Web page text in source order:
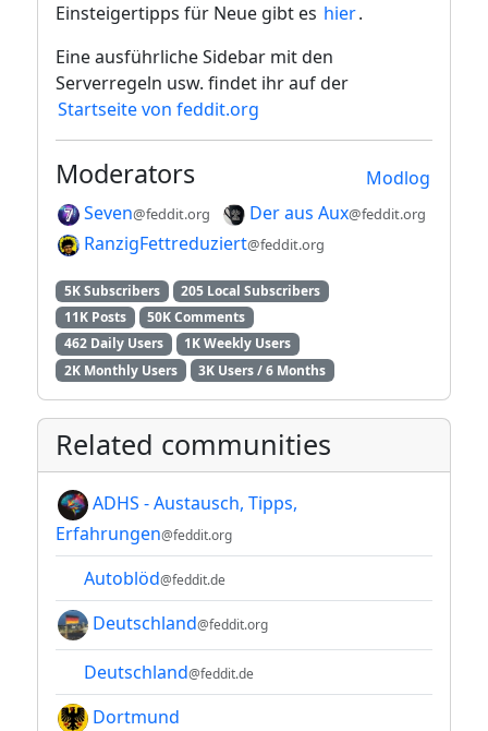
Einsteigertipps für Neue gibt es hier.
Eine ausführliche Sidebar mit den
Serverregeln usw. findet ihr auf der
Startseite von feddit.org
Modlog
Moderators
Seven@feddit.org Der aus Aux@feddit.org
RanzigFettreduziert@feddit.org
5K Subscribers
205 Local Subscribers
11K Posts
50K Comments
462 Daily Users
1K Weekly Users
2K Monthly Users
3K Users / 6 Months
Related communities
ADHS - Austausch, Tipps,
Erfahrungen@feddit.org
Autoblöd@feddit.de
Deutschland@feddit.org
Deutschland@feddit.de
Dortmund